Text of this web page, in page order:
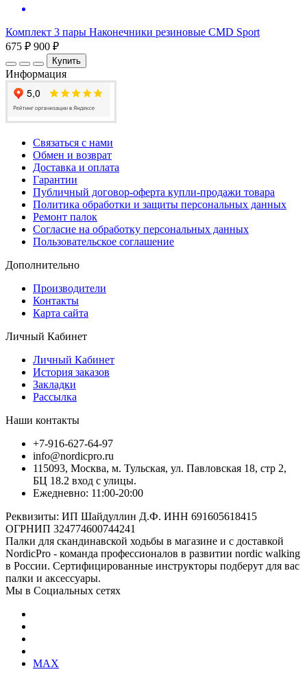
Комплект 3 пары Наконечники резиновые CMD Sport
675 ₽ 900 ₽
Купить
Информация
Связаться с нами
Обмен и возврат
Доставка и оплата
Гарантии
Публичный договор-оферта купли-продажи товара
Политика обработки и защиты персональных данных
Ремонт палок
Согласие на обработку персональных данных
Пользовательское соглашение
Дополнительно
Производители
Контакты
Карта сайта
Личный Кабинет
Личный Кабинет
История заказов
Закладки
Рассылка
Наши контакты
+7-916-627-64-97
info@nordicpro.ru
115093, Москва, м. Тульская, ул. Павловская 18, стр 2,
БЦ 18.2 вход с улицы.
Ежедневно: 11:00-20:00
Реквизиты: ИП Шайдуллин Д.Ф. ИНН 691605618415
ОГРНИП 324774600744241
Палки для скандинавской ходьбы в магазине и с доставкой
NordicPro - команда профессионалов в развитии nordic walking
в России. Сертифицированные инструкторы подберут для вас
палки и аксессуары.
Мы в Социальных сетях
MAX